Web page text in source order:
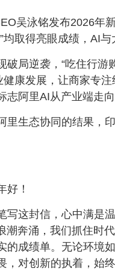
吴泳铭发布2026年
取得亮眼成绩，AI与
破局逆袭，“吃住行游
健康发展，让商家专
阿里AI从产业端走向
里生态协同的结果，
好！
写这封信，心中满是
潮奔涌，我们抓住时
的成绩单。无论环境
对创新的执着，始